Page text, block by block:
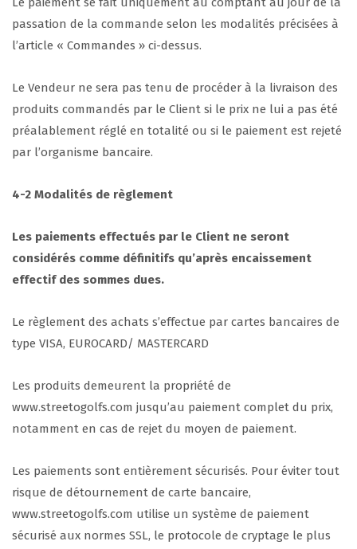
passation de la commande selon les modalités précisées à
l’article « Commandes » ci-dessus.
Le Vendeur ne sera pas tenu de procéder à la livraison des
produits commandés par le Client si le prix ne lui a pas été
préalablement réglé en totalité ou si le paiement est rejeté
par l’organisme bancaire.
4-2 Modalités de règlement
Les paiements effectués par le Client ne seront
considérés comme définitifs qu’après encaissement
effectif des sommes dues.
Le règlement des achats s’effectue par cartes bancaires de
type VISA, EUROCARD/ MASTERCARD
Les produits demeurent la propriété de
www.streetogolfs.com jusqu’au paiement complet du prix,
notamment en cas de rejet du moyen de paiement.
Les paiements sont entièrement sécurisés. Pour éviter tout
risque de détournement de carte bancaire,
www.streetogolfs.com utilise un système de paiement
sécurisé aux normes SSL, le protocole de cryptage le plus